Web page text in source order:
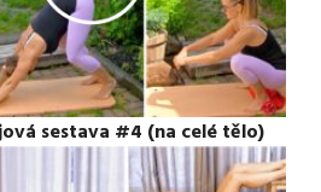
sestava #4 (na celé tělo)